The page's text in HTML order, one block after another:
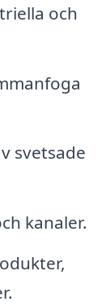
och
svetsade
kanaler.